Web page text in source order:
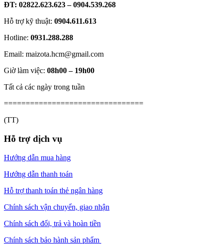
ĐT: 02822.623.623 – 0904.539.268
Hỗ trợ kỹ thuật: 0904.611.613
Hotline: 0931.288.288
Email: maizota.hcm@gmail.com
Giờ làm việc: 08h00 – 19h00
Tất cả các ngày trong tuần
================================
(TT)
Hỗ trợ dịch vụ
Hướng dẫn mua hàng
Hướng dẫn thanh toán
Hỗ trợ thanh toán thẻ ngân hàng
Chính sách vận chuyển, giao nhận
Chính sách đổi, trả và hoàn tiền
Chính sách bảo hành sản phẩm